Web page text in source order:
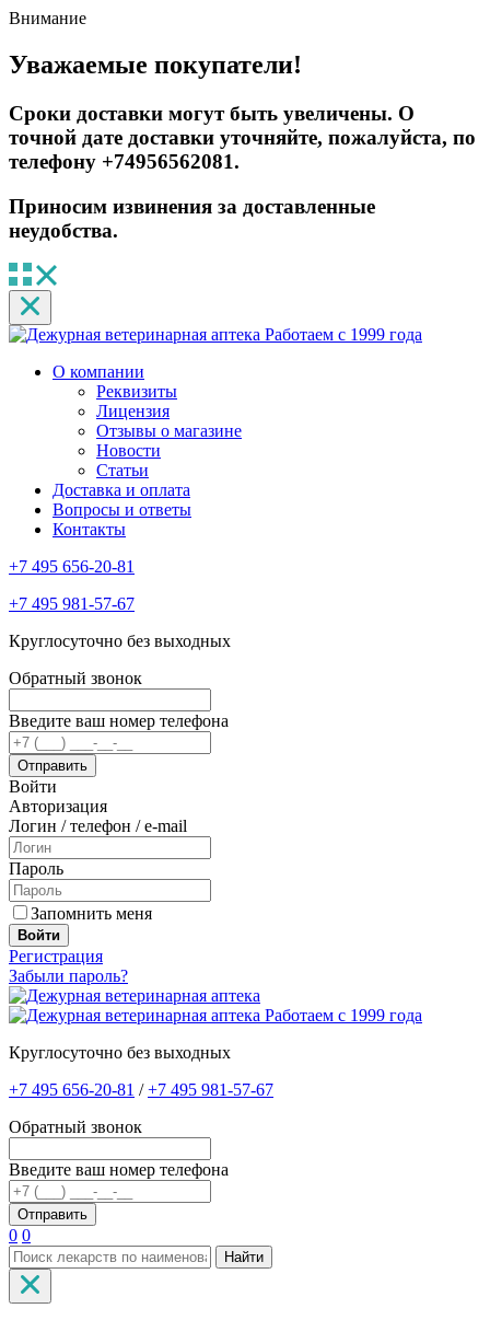
Внимание
Уважаемые покупатели!
Сроки доставки могут быть увеличены. О
точной дате доставки уточняйте, пожалуйста, по
телефону +74956562081.
Приносим извинения за доставленные
неудобства.
Работаем с 1999 года
О компании
Реквизиты
Лицензия
Отзывы о магазине
Новости
Статьи
Доставка и оплата
Вопросы и ответы
Контакты
+7 495 656-20-81
+7 495 981-57-67
Круглосуточно без выходных
Обратный звонок
Введите ваш номер телефона
Войти
Авторизация
Логин / телефон / e-mail
Пароль
Запомнить меня
Войти
Регистрация
Забыли пароль?
Работаем с 1999 года
Круглосуточно без выходных
+7 495 656-20-81 /+7 495 981-57-67
Обратный звонок
Введите ваш номер телефона
0 0
Найти